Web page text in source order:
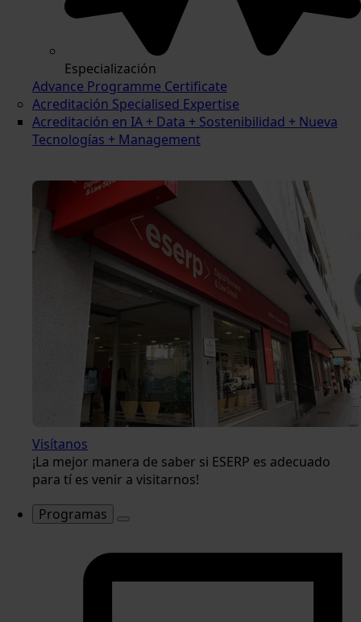
Especialización
Advance Programme Certificate
Acreditación Specialised Expertise
Acreditación en IA + Data + Sostenibilidad + Nueva
Tecnologías + Management
Visítanos
¡La mejor manera de saber si ESERP es adecuado
para tí es venir a visitarnos!
Programas